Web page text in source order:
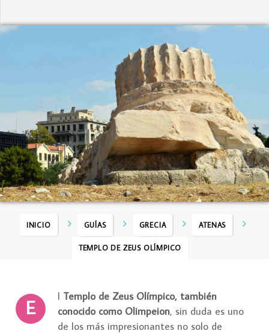
INICIO GUÍAS GRECIA ATENAS
TEMPLO DE ZEUS OLÍMPICO
E l Templo de Zeus Olímpico, también
conocido como Olimpeion, sin duda es uno
de los más impresionantes no solo de